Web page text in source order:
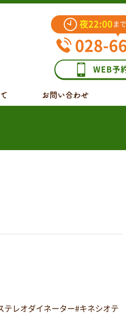
夜22:00 ま
028-
WEB予
お問い合わせ
テレオダイネーター#キネシオテ